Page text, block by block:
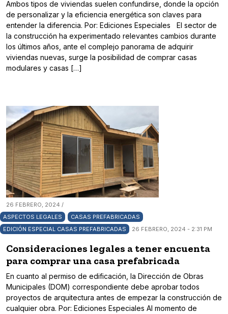
Ambos tipos de viviendas suelen confundirse, donde la opción
de personalizar y la eficiencia energética son claves para
entender la diferencia. Por: Ediciones Especiales El sector de
la construcción ha experimentado relevantes cambios durante
los últimos años, ante el complejo panorama de adquirir
viviendas nuevas, surge la posibilidad de comprar casas
modulares y casas […]
26 FEBRERO, 2024 /
ASPECTOS LEGALES
CASAS PREFABRICADAS
EDICIÓN ESPECIAL CASAS PREFABRICADAS
26 FEBRERO, 2024 - 2:31 PM
Consideraciones legales a tener encuenta
para comprar una casa prefabricada
En cuanto al permiso de edificación, la Dirección de Obras
Municipales (DOM) correspondiente debe aprobar todos
proyectos de arquitectura antes de empezar la construcción de
cualquier obra. Por: Ediciones Especiales Al momento de